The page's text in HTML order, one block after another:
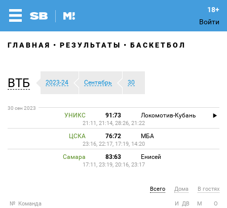
Войти
ГЛАВНАЯ РЕЗУЛЬТАТЫ БАСКЕТБОЛ
ВТБ 2023-24 Сентябрь 30
30 сен 2023
УНИКС 91:73 Локомотив-Кубань
21:11, 21:14, 28:26, 21:22
ЦСКА 76:72 МБА
23:16, 22:17, 17:19, 14:20
Самара 83:63 Енисей
17:11, 23:19, 20:16, 23:17
Всего Дома В гостях
№ Команда И ДВ М О